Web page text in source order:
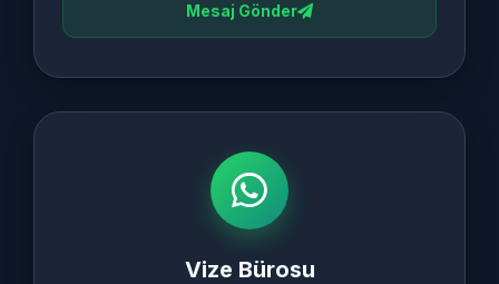
Mesaj Gönder
Vize Bürosu